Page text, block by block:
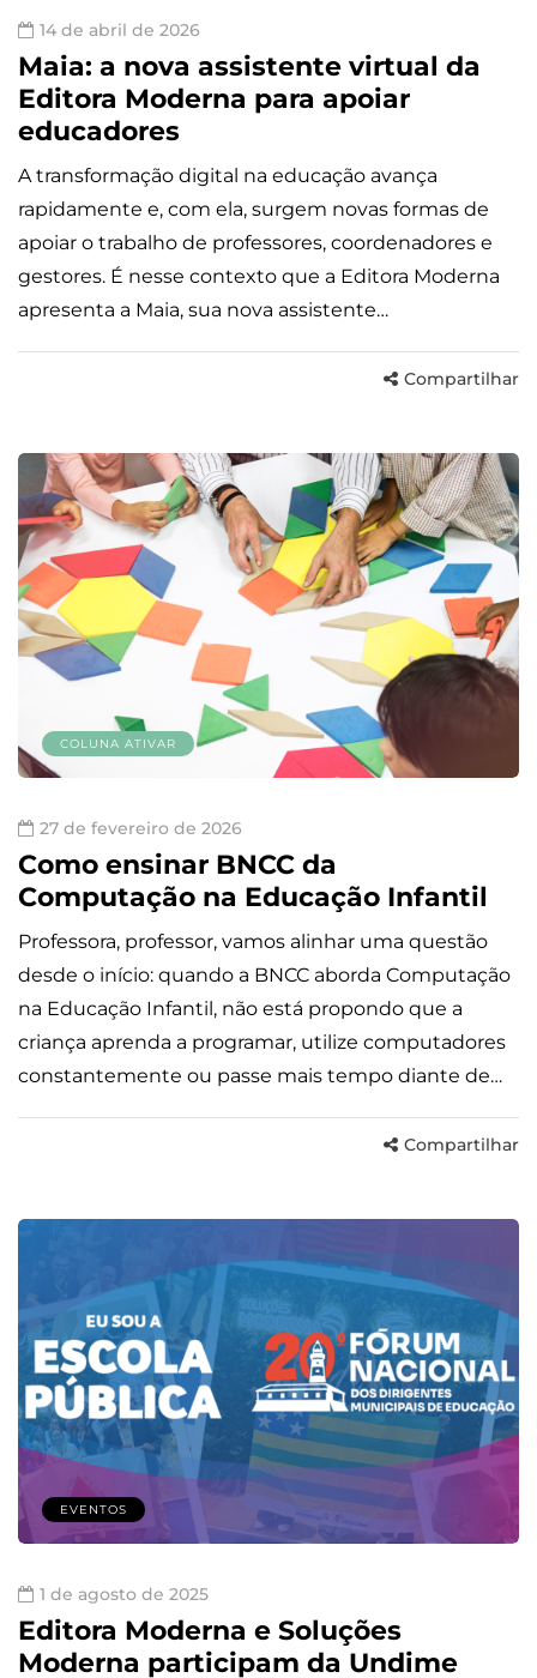
14 de abril de 2026
Maia: a nova assistente virtual da
Editora Moderna para apoiar
educadores
A transformação digital na educação avança
rapidamente e, com ela, surgem novas formas de
apoiar o trabalho de professores, coordenadores e
gestores. É nesse contexto que a Editora Moderna
apresenta a Maia, sua nova assistente…
Compartilhar
COLUNA ATIVAR
27 de fevereiro de 2026
Como ensinar BNCC da
Computação na Educação Infantil
Professora, professor, vamos alinhar uma questão
desde o início: quando a BNCC aborda Computação
na Educação Infantil, não está propondo que a
criança aprenda a programar, utilize computadores
constantemente ou passe mais tempo diante de…
Compartilhar
EVENTOS
1 de agosto de 2025
Editora Moderna e Soluções
Moderna participam da Undime